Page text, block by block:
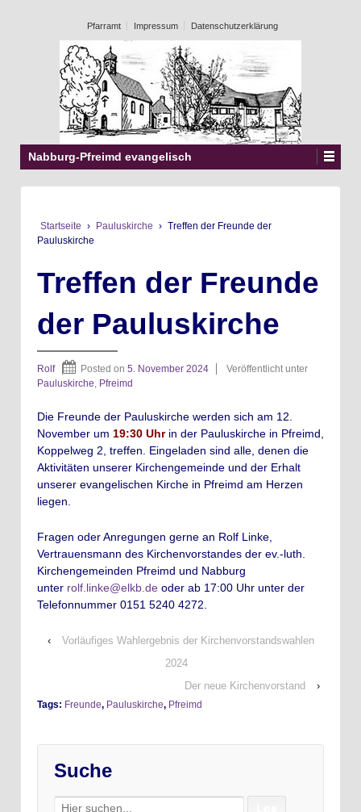
Pfarramt Impressum Datenschutzerklärung
Nabburg-Pfreimd evangelisch
Startseite › Pauluskirche › Treffen der Freunde der
Pauluskirche
Treffen der Freunde
der Pauluskirche
Rolf Posted on 5. November 2024
Veröffentlicht unter
Pauluskirche Pfreimd
Die Freunde der Pauluskirche werden sich am 12.
November um 19:30 Uhrin der Pauluskirche in Pfreimd,
Koppelweg 2, treffen. Eingeladen sind alle, denen die
Aktivitäten unserer Kirchengemeinde und der Erhalt
unserer evangelischen Kirche in Pfreimd am Herzen
liegen.
Fragen oder Anregungen gerne an Rolf Linke,
Vertrauensmann des Kirchenvorstandes der ev.-luth.
Kirchengemeinden Pfreimd und Nabburg
unter rolf.linke@elkb.de oder ab 17:00 Uhr unter der
Telefonnummer 0151 5240 4272.
‹
Vorläufiges Wahlergebnis der Kirchenvorstandswahlen
2024
Der neue Kirchenvorstand
›
Tags: Freunde, Pauluskirche, Pfreimd
Suche
Search